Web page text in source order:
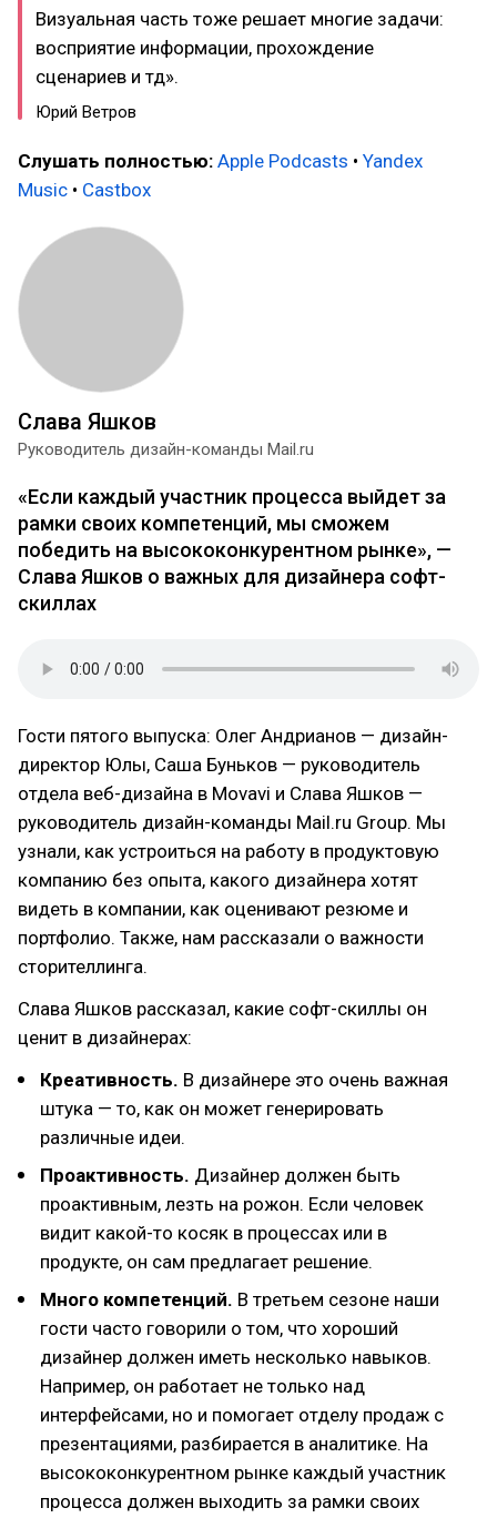
Визуальная часть тоже решает многие задачи:
восприятие информации, прохождение
сценариев и тд».
Юрий Ветров
Слушать полностью: Apple Podcasts • Yandex
Music • Castbox
Слава Яшков
Руководитель дизайн-команды Mail.ru
«Если каждый участник процесса выйдет за
рамки своих компетенций, мы сможем
победить на высококонкурентном рынке», —
Слава Яшков о важных для дизайнера софт-
скиллах
Гости пятого выпуска: Олег Андрианов — дизайн-
директор Юлы, Саша Буньков — руководитель
отдела веб-дизайна в Movavi и Слава Яшков —
руководитель дизайн-команды Mail.ru Group. Мы
узнали, как устроиться на работу в продуктовую
компанию без опыта, какого дизайнера хотят
видеть в компании, как оценивают резюме и
портфолио. Также, нам рассказали о важности
сторителлинга.
Слава Яшков рассказал, какие софт-скиллы он
ценит в дизайнерах:
Креативность. В дизайнере это очень важная
штука — то, как он может генерировать
различные идеи.
Проактивность. Дизайнер должен быть
проактивным, лезть на рожон. Если человек
видит какой-то косяк в процессах или в
продукте, он сам предлагает решение.
Много компетенций. В третьем сезоне наши
гости часто говорили о том, что хороший
дизайнер должен иметь несколько навыков.
Например, он работает не только над
интерфейсами, но и помогает отделу продаж с
презентациями, разбирается в аналитике. На
высококонкурентном рынке каждый участник
процесса должен выходить за рамки своих